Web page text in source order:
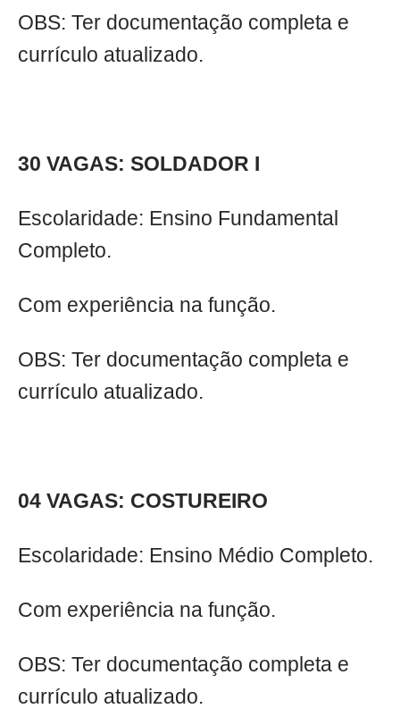
OBS: Ter documentação completa e
currículo atualizado.
30 VAGAS: SOLDADOR I
Escolaridade: Ensino Fundamental
Completo.
Com experiência na função.
OBS: Ter documentação completa e
currículo atualizado.
04 VAGAS: COSTUREIRO
Escolaridade: Ensino Médio Completo.
Com experiência na função.
OBS: Ter documentação completa e
currículo atualizado.